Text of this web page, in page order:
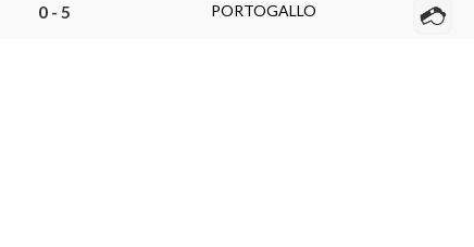
0 - 5 PORTOGALLO